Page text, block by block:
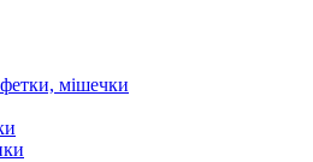
мішечки